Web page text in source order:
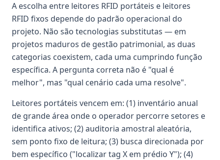
A escolha entre leitores RFID portáteis e leitores
RFID fixos depende do padrão operacional do
projeto. Não são tecnologias substitutas — em
projetos maduros de gestão patrimonial, as duas
categorias coexistem, cada uma cumprindo função
específica. A pergunta correta não é "qual é
melhor", mas "qual cenário cada uma resolve".
Leitores portáteis vencem em: (1) inventário anual
de grande área onde o operador percorre setores e
identifica ativos; (2) auditoria amostral aleatória,
sem ponto fixo de leitura; (3) busca direcionada por
bem específico ("localizar tag X em prédio Y"); (4)